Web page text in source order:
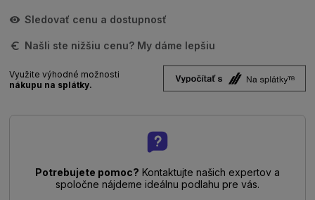
Sledovať cenu a dostupnosť
Našli ste nižšiu cenu? My dáme lepšiu
Využite výhodné možnosti
nákupu na splátky.
Potrebujete pomoc? Kontaktujte našich expertov a
spoločne nájdeme ideálnu podlahu pre vás.